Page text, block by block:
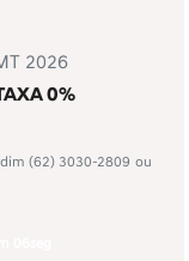
2026
0%
(62) 3030-2809 ou